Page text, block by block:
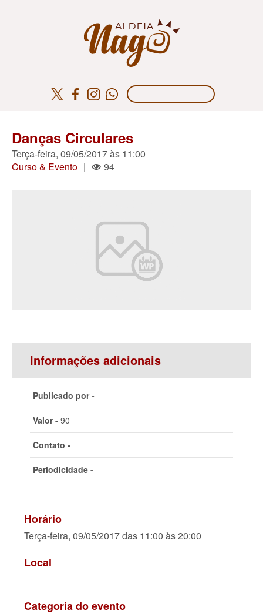
Danças Circulares
Terça-feira, 09/05/2017 às 11:00
Curso & Evento | 94
Informações adicionais
Publicado por -
Valor - 90
Contato -
Periodicidade -
Horário
Terça-feira, 09/05/2017 das 11:00 às 20:00
Local
Categoria do evento